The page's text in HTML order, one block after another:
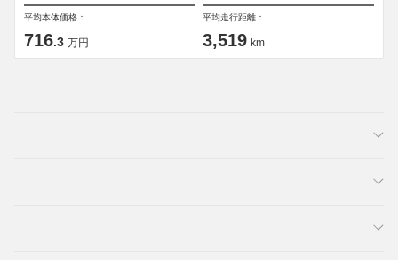
平均本体価格：
716.3 万円
平均走行距離：
3,519 km